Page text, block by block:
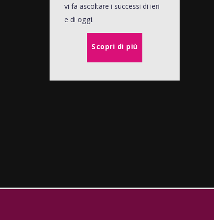
vi fa ascoltare i successi di ieri
e di oggi.
Scopri di più